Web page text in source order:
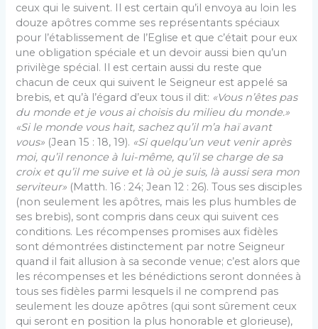
ceux qui le sui­vent. Il est certain qu’il envoya au loin les
douze apôtres comme ses représentants spéciaux
pour l’établissement de l’Eglise et que c’était pour eux
une obligation spéciale et un devoir aussi bien qu’un
privilège spécial. Il est certain aussi du reste que
chacun de ceux qui suivent le Seigneur est ap­pelé sa
brebis, et qu’à l’égard d’eux tous il dit: «Vous n’êtes pas
du monde et je vous ai choisis du milieu du monde.»
«Si le monde vous hait, sachez qu’il m’a haï avant
vous» (Jean 15 : 18, 19). «Si quelqu’un veut venir après
moi, qu’il renonce à lui-même, qu’il se charge de sa
croix et qu’il me suive et là où je suis, là aussi sera mon
serviteur» (Matth. 16 : 24; Jean 12 : 26). Tous ses disciples
(non seulement les apôtres, mais les plus humbles de
ses brebis), sont compris dans ceux qui suivent ces
conditions. Les récompenses pro­mises aux fidèles
sont démontrées distinctement par notre Seigneur
quand il fait allusion à sa seconde venue; c’est alors que
les récompenses et les bénédictions seront données à
tous ses fidèles parmi lesquels il ne comprend pas
seulement les douze apôtres (qui sont sûrement ceux
qui seront en position la plus honorable et glorieuse),